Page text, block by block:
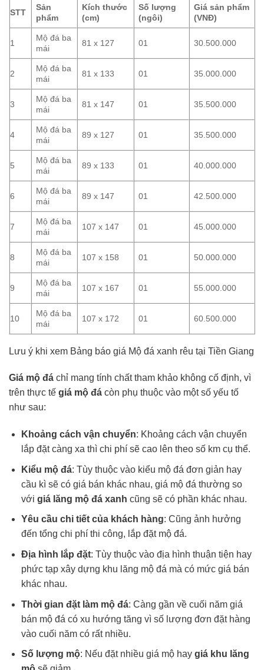
STT
Sản
phẩm
Kích thước
(cm)
Số lượng
(ngôi)
Giá sản phẩm
(VNĐ)
1
Mộ đá ba
mái
81 x 127 01 30.500.000
2
Mộ đá ba
mái
81 x 133 01 35.000.000
3
Mộ đá ba
mái
81 x 147 01 35.500.000
4
Mộ đá ba
mái
89 x 127 01 35.500.000
5
Mộ đá ba
mái
89 x 133 01 40.000.000
6
Mộ đá ba
mái
89 x 147 01 42.500.000
7
Mộ đá ba
mái
107 x 147 01 45.000.000
8
Mộ đá ba
mái
107 x 158 01 50.000.000
9
Mộ đá ba
mái
107 x 167 01 55.000.000
10
Mộ đá ba
mái
107 x 172 01 60.500.000
Lưu ý khi xem Bảng báo giá Mộ đá xanh rêu tại Tiền Giang
Giá mộ đá chỉ mang tính chất tham khảo không cố định, vì
trên thực tế giá mộ đá còn phụ thuộc vào một số yếu tố
như sau:
Khoảng cách vận chuyển: Khoảng cách vận chuyển
lắp đặt càng xa thì chi phí sẽ cao lên theo số km cụ thể.
Kiểu mộ đá: Tùy thuộc vào kiểu mộ đá đơn giản hay
cầu kì sẽ có giá bán khác nhau, giá mộ đá thường so
với giá lăng mộ đá xanh cũng sẽ có phần khác nhau.
Yêu cầu chi tiết của khách hàng: Cũng ảnh hưởng
đến tổng chi phí thi công, lắp đặt mộ đá.
Địa hình lắp đặt: Tùy thuộc vào địa hình thuận tiện hay
phức tạp xây dựng khu lăng mộ đá mà có mức giá bán
khác nhau.
Thời gian đặt làm mộ đá: Càng gần về cuối năm giá
bán mộ đá có xu hướng tăng vì số lượng đơn đặt hàng
vào cuối năm có rất nhiều.
Số lượng mộ: Nếu đặt nhiều giá mộ hay giá khu lăng